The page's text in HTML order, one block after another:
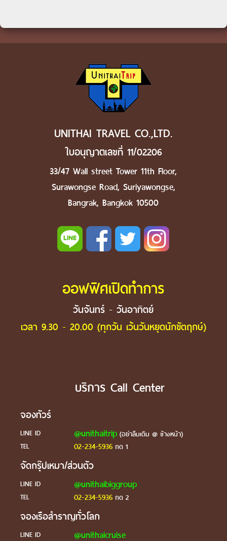
UNITHAI TRAVEL CO.,LTD.
ใบอนุญาตเลขที่ 11/02206
33/47 Wall street Tower 11th Floor,
Surawongse Road, Suriyawongse,
Bangrak, Bangkok 10500
ออฟฟิศเปิดทำการ
วันจันทร์ - วันอาทิตย์
เวลา 9.30 - 20.00 (ทุกวัน เว้นวันหยุดนักขัตฤกษ์)
บริการ Call Center
จองทัวร์
LINE ID @unithaitrip(อย่าลืมเติม @ ข้างหน้า)
TEL
02-234-5936กด 1
จัดกรุ๊ปเหมา/ส่วนตัว
LINE ID @unithaibiggroup
TEL 02-234-5936กด 2
จองเรือสำราญทั่วโลก
LINE ID @unithaicruise